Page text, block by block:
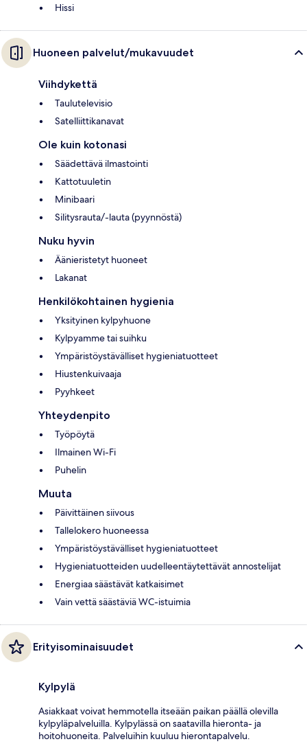
Hissi
Huoneen palvelut/mukavuudet
Viihdykettä
Taulutelevisio
Satelliittikanavat
Ole kuin kotonasi
Säädettävä ilmastointi
Kattotuuletin
Minibaari
Silitysrauta/-lauta (pyynnöstä)
Nuku hyvin
Äänieristetyt huoneet
Lakanat
Henkilökohtainen hygienia
Yksityinen kylpyhuone
Kylpyamme tai suihku
Ympäristöystävälliset hygieniatuotteet
Hiustenkuivaaja
Pyyhkeet
Yhteydenpito
Työpöytä
Ilmainen Wi-Fi
Puhelin
Muuta
Päivittäinen siivous
Tallelokero huoneessa
Ympäristöystävälliset hygieniatuotteet
Hygieniatuotteiden uudelleentäytettävät annostelijat
Energiaa säästävät katkaisimet
Vain vettä säästäviä WC-istuimia
Erityisominaisuudet
Kylpylä
Asiakkaat voivat hemmotella itseään paikan päällä olevilla
kylpyläpalveluilla. Kylpylässä on saatavilla hieronta- ja
hoitohuoneita. Palveluihin kuuluu hierontapalvelu.